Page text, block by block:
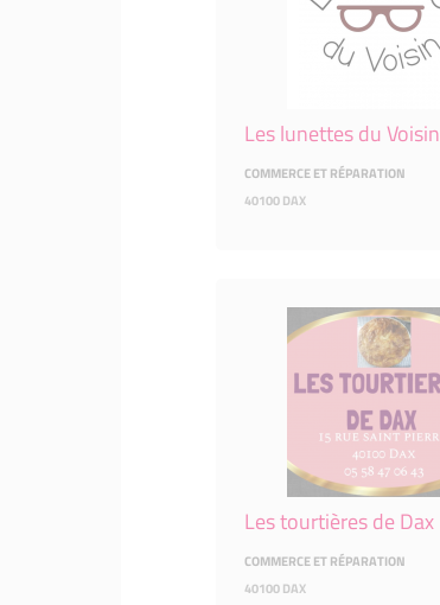
Les lunettes du Voisin
COMMERCE ET RÉPARATION
40100 DAX
Les tourtières de Dax
COMMERCE ET RÉPARATION
40100 DAX